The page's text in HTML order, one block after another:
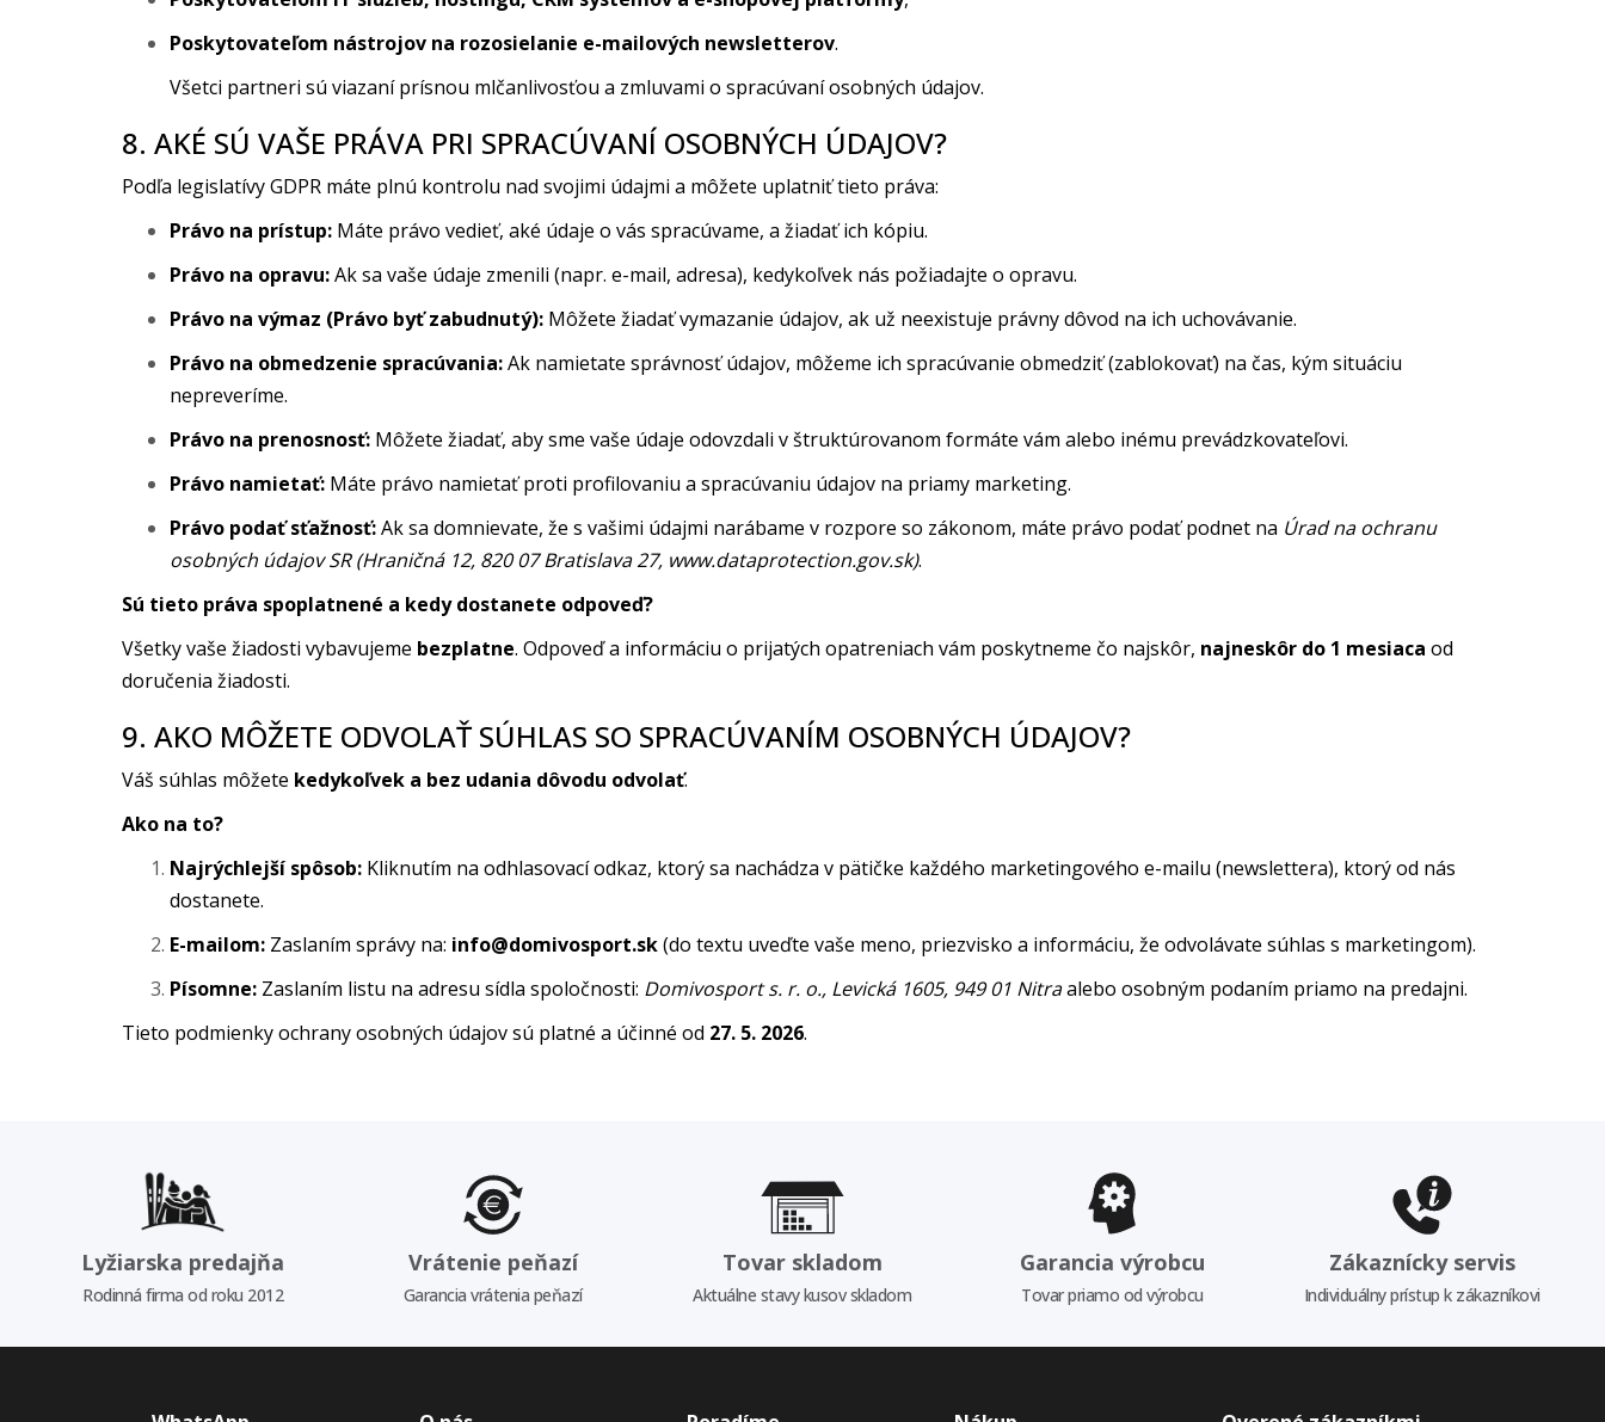
Poskytovateľom nástrojov na rozosielanie e-mailových newsletterov.
Všetci partneri sú viazaní prísnou mlčanlivosťou a zmluvami o spracúvaní osobných údajov.
8. AKÉ SÚ VAŠE PRÁVA PRI SPRACÚVANÍ OSOBNÝCH ÚDAJOV?
Podľa legislatívy GDPR máte plnú kontrolu nad svojimi údajmi a môžete uplatniť tieto práva:
Právo na prístup: Máte právo vedieť, aké údaje o vás spracúvame, a žiadať ich kópiu.
Právo na opravu:Ak sa vaše údaje zmenili (napr. e-mail, adresa), kedykoľvek nás požiadajte o opravu.
Právo na výmaz (Právo byť zabudnutý): Môžete žiadať vymazanie údajov, ak už neexistuje právny dôvod na ich uchovávanie.
Právo na obmedzenie spracúvania:Ak namietate správnosť údajov, môžeme ich spracúvanie obmedziť (zablokovať) na čas, kým situáciu
nepreveríme.
Právo na prenosnosť: Môžete žiadať, aby sme vaše údaje odovzdali v štruktúrovanom formáte vám alebo inému prevádzkovateľovi.
Právo namietať: Máte právo namietať proti profilovaniu a spracúvaniu údajov na priamy marketing.
Právo podať sťažnosť:Ak sa domnievate, že s vašimi údajmi narábame v rozpore so zákonom, máte právo podať podnet na Úrad na ochranu
osobných údajov SR (Hraničná 12, 820 07 Bratislava 27, www.dataprotection.gov.sk).
Sú tieto práva spoplatnené a kedy dostanete odpoveď?
Všetky vaše žiadosti vybavujeme bezplatne. Odpoveď a informáciu o prijatých opatreniach vám poskytneme čo najskôr, najneskôr do 1 mesiaca od
doručenia žiadosti.
9. AKO MÔŽETE ODVOLAŤ SÚHLAS SO SPRACÚVANÍM OSOBNÝCH ÚDAJOV?
Váš súhlas môžete kedykoľvek a bez udania dôvodu odvolať.
Ako na to?
Najrýchlejší spôsob: Kliknutím na odhlasovací odkaz, ktorý sa nachádza v pätičke každého marketingového e-mailu (newslettera), ktorý od nás
dostanete.
E-mailom: Zaslaním správy na: info@domivosport.sk(do textu uveďte vaše meno, priezvisko a informáciu, že odvolávate súhlas s marketingom).
Písomne: Zaslaním listu na adresu sídla spoločnosti: Domivosport s. r. o., Levická 1605, 949 01 Nitraalebo osobným podaním priamo na predajni.
Tieto podmienky ochrany osobných údajov sú platné a účinné od 27. 5. 2026.
Lyžiarska predajňa
Rodinná firma od roku 2012
Vrátenie peňazí
Garancia vrátenia peňazí
Tovar skladom
Aktuálne stavy kusov skladom
Garancia výrobcu
Tovar priamo od výrobcu
Zákaznícky servis
Individuálny prístup k zákazníkovi